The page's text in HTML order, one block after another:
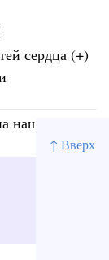
↑ Вверх
сердца (+)
наш сайт